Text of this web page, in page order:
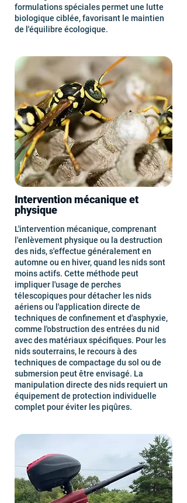
formulations spéciales permet une lutte
biologique ciblée, favorisant le maintien
de l'équilibre écologique.
Intervention mécanique et
physique
L'intervention mécanique, comprenant
l'enlèvement physique ou la destruction
des nids, s'effectue généralement en
automne ou en hiver, quand les nids sont
moins actifs. Cette méthode peut
impliquer l'usage de perches
télescopiques pour détacher les nids
aériens ou l'application directe de
techniques de confinement et d'asphyxie,
comme l'obstruction des entrées du nid
avec des matériaux spécifiques. Pour les
nids souterrains, le recours à des
techniques de compactage du sol ou de
submersion peut être envisagé. La
manipulation directe des nids requiert un
équipement de protection individuelle
complet pour éviter les piqûres.